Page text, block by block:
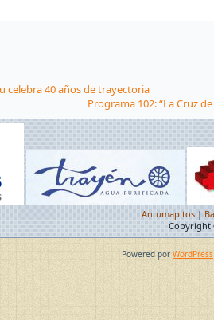
celebra 40 años de trayectoria
Programa 102: “La Cruz
Antumapitos|
Copyright
Powered por WordPress